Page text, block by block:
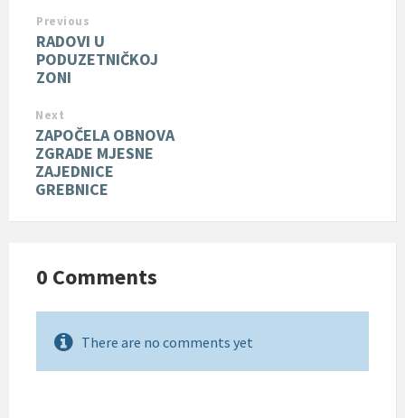
Previous
RADOVI U
PODUZETNIČKOJ
ZONI
Next
ZAPOČELA OBNOVA
ZGRADE MJESNE
ZAJEDNICE
GREBNICE
0 Comments
There are no comments yet